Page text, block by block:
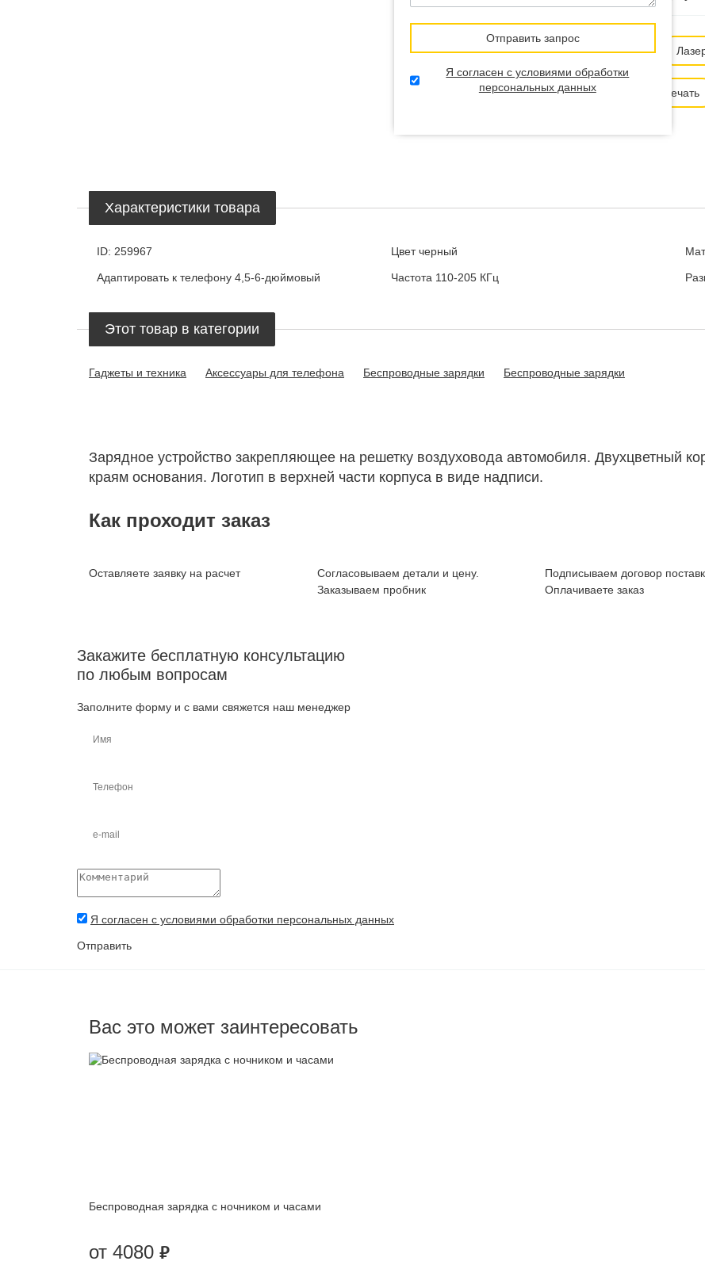
Способ нанесения:
Ультрафиолетовая печать
Характеристики товара
ID: 259967 Цветчерный
Адаптировать к телефону 4,5-6-дюймовый Частота 110-205 КГц
Этот товар в категории
Гаджеты и техника Аксессуары для телефона Беспроводные зарядки Беспроводные зарядки
Зарядное устройство закрепляющее на решетку воздуховода автомобиля. Двухцветный
краям основания. Логотип в верхней части корпуса в виде надписи.
Как проходит заказ
Оставляете заявку на расчет
Согласовываем детали и цену.
Заказываем пробник
Подписываем договор
Оплачиваете заказ
Закажите бесплатную консультацию
по любым вопросам
Заполните форму и с вами свяжется наш менеджер
Я согласен с условиями обработки персональных данных
Отправить
Отправить запрос
Я согласен с условиями обработки
персональных данных
Вас это может заинтересовать
Беспроводная зарядка с ночником и часами
от 4080 руб.